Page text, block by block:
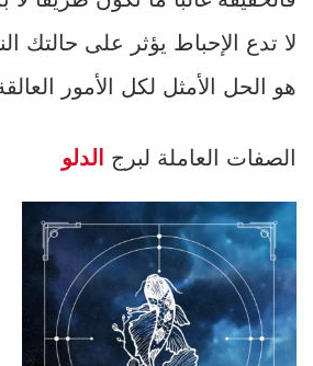
لا تدع الإحباط يؤثر على حالتك
هو الحل الأمثل لكل الأمور
الصفات العاملة لبرج الدلو